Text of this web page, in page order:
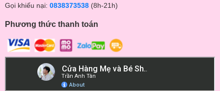
Gọi khiếu nại: 0838373538 (8h-21h)
Phương thức thanh toán